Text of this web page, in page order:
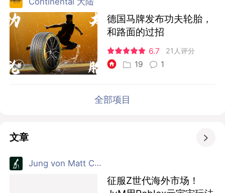
德国马牌发布功夫轮胎，
和路面的过招
6.7 21人评分
19 1
全部项目
文章 
Jung von Matt China (JvM) 戎马广告
征服Z世代海外市场！